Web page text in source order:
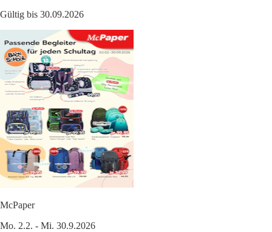
Gültig bis 30.09.2026
McPaper
Mo. 2.2. - Mi. 30.9.2026